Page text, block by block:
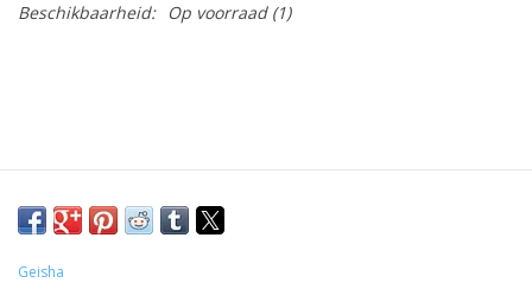
Beschikbaarheid: Op voorraad(1)
Geisha